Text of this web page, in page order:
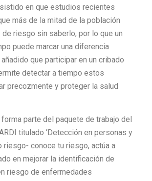
en que estudios recientes
más de la mitad de la población
riesgo sin saberlo, por lo que un
puede marcar una diferencia
que participar en un cribado
detectar a tiempo estos
precozmente y proteger la salud
parte del paquete de trabajo del
titulado ‘Detección en personas y
riesgo- conoce tu riesgo, actúa a
en mejorar la identificación de
riesgo de enfermedades